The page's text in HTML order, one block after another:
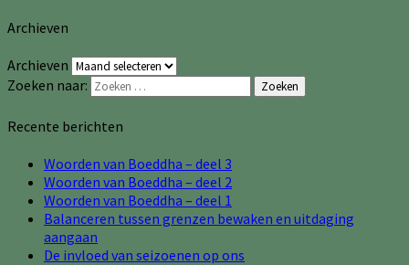
Archieven
Archieven
Zoeken naar:
Zoeken
Recente berichten
Woorden van Boeddha – deel 3
Woorden van Boeddha – deel 2
Woorden van Boeddha – deel 1
Balanceren tussen grenzen bewaken en uitdaging
aangaan
De invloed van seizoenen op ons